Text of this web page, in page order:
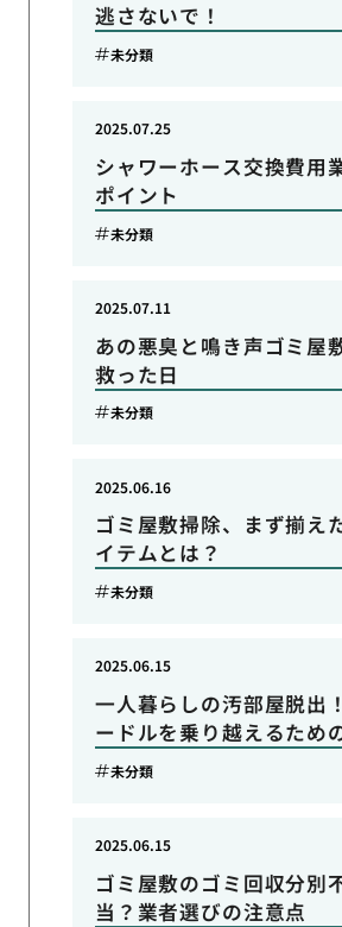
逃さないで！
未分類
シャワーホース交換費用
ポイント
2025.07.25
未分類
あの悪臭と鳴き声ゴミ屋
救った日
2025.07.11
未分類
ゴミ屋敷掃除、まず揃え
イテムとは？
2025.06.16
未分類
一人暮らしの汚部屋脱出
ードルを乗り越えるため
2025.06.15
未分類
ゴミ屋敷のゴミ回収分別
当？業者選びの注意点
2025.06.15